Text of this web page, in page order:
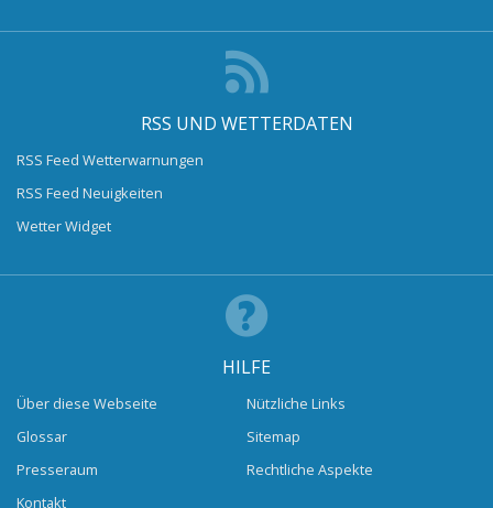
RSS UND WETTERDATEN
RSS Feed Wetterwarnungen
RSS Feed Neuigkeiten
Wetter Widget
HILFE
Über diese Webseite
Glossar
Presseraum
Kontakt
Nützliche Links
Sitemap
Rechtliche Aspekte